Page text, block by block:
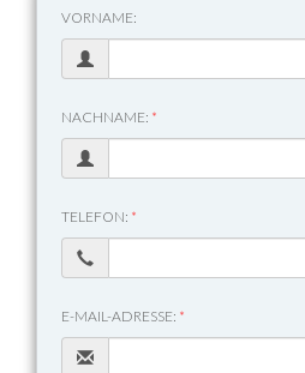
VORNAME:
NACHNAME: *
TELEFON: *
E-MAIL-ADRESSE: *